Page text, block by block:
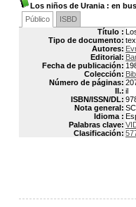
Los niños de Urania : en
Público
ISBD
Título :
Tipo de documento:
Autores:
Editorial:
Fecha de publicación:
Colección:
Número de páginas:
Il.: il
ISBN/ISSN/DL:
Nota general:
Idioma :
Palabras clave:
Clasificación: